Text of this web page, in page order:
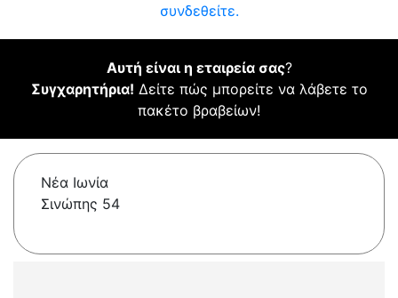
συνδεθείτε.
Αυτή είναι η εταιρεία σας?
Συγχαρητήρια! Δείτε πώς μπορείτε να λάβετε το
πακέτο βραβείων!
Νέα Ιωνία
Σινώπης 54